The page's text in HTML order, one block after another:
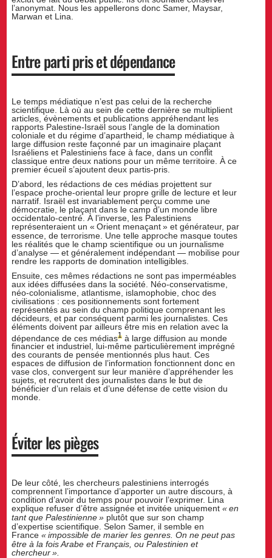
l’anonymat. Nous les appellerons donc Samer, Maysar,
Marwan et Lina.
Entre parti pris et dépendance
Le temps médiatique n’est pas celui de la recherche
scientifique. Là où au sein de cette dernière se multiplient
articles, évènements et publications appréhendant les
rapports Palestine-Israël sous l’angle de la domination
coloniale et du régime d’apartheid, le champ médiatique à
large diffusion reste façonné par un imaginaire plaçant
Israéliens et Palestiniens face à face, dans un conflit
classique entre deux nations pour un même territoire. À ce
premier écueil s’ajoutent deux partis-pris.
D’abord, les rédactions de ces médias projettent sur
l’espace proche-oriental leur propre grille de lecture et leur
narratif. Israël est invariablement perçu comme une
démocratie, le plaçant dans le camp d’un monde libre
occidentalo-centré. À l’inverse, les Palestiniens
représenteraient un « Orient menaçant » et générateur, par
essence, de terrorisme. Une telle approche masque toutes
les réalités que le champ scientifique ou un journalisme
d’analyse — et généralement indépendant — mobilise pour
rendre les rapports de domination intelligibles.
Ensuite, ces mêmes rédactions ne sont pas imperméables
aux idées diffusées dans la société. Néo-conservatisme,
néo-colonialisme, atlantisme, islamophobie, choc des
civilisations : ces positionnements sont fortement
représentés au sein du champ politique comprenant les
décideurs, et par conséquent parmi les journalistes. Ces
éléments doivent par ailleurs être mis en relation avec la
dépendance de ces médias1 à large diffusion au monde
financier et industriel, lui-même particulièrement imprégné
des courants de pensée mentionnés plus haut. Ces
espaces de diffusion de l’information fonctionnent donc en
vase clos, convergent sur leur manière d’appréhender les
sujets, et recrutent des journalistes dans le but de
bénéficier d’un relais et d’une défense de cette vision du
monde.
Éviter les pièges
De leur côté, les chercheurs palestiniens interrogés
comprennent l’importance d’apporter un autre discours, à
condition d’avoir du temps pour pouvoir l’exprimer. Lina
explique refuser d’être assignée et invitée uniquement« en
tant que Palestinienne » plutôt que sur son champ
d’expertise scientifique. Selon Samer, il semble en
France« impossible de marier les genres. On ne peut pas
être à la fois Arabe et Français, ou Palestinien et
chercheur ».